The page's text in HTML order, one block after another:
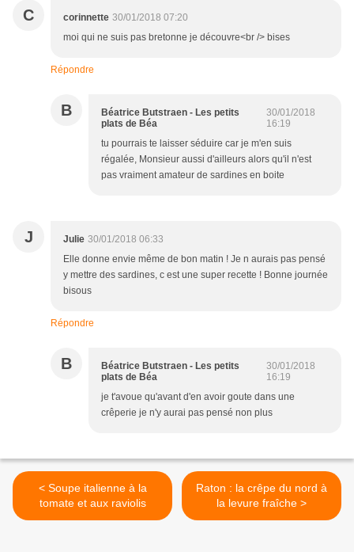
C corinnette 30/01/2018 07:20
moi qui ne suis pas bretonne je découvre<br /> bises
Répondre
B
Béatrice Butstraen - Les petits
plats de Béa
30/01/2018
16:19
tu pourrais te laisser séduire car je m'en suis
régalée, Monsieur aussi d'ailleurs alors qu'il n'est
pas vraiment amateur de sardines en boite
J Julie 30/01/2018 06:33
Elle donne envie même de bon matin ! Je n aurais pas pensé
y mettre des sardines, c est une super recette ! Bonne journée
bisous
Répondre
B
Béatrice Butstraen - Les petits
plats de Béa
30/01/2018
16:19
je t'avoue qu'avant d'en avoir goute dans une
crêperie je n'y aurai pas pensé non plus
< Soupe italienne à la
tomate et aux raviolis
Raton : la crêpe du nord à
la levure fraîche >